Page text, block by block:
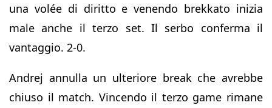
una volée di diritto e venendo brekkato inizia
male anche il terzo set. Il serbo conferma il
vantaggio. 2-0.
Andrej annulla un ulteriore break che avrebbe
chiuso il match. Vincendo il terzo game rimane